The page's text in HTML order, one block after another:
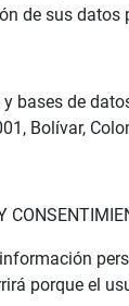
de sus datos
de
Bolívar,
porque el